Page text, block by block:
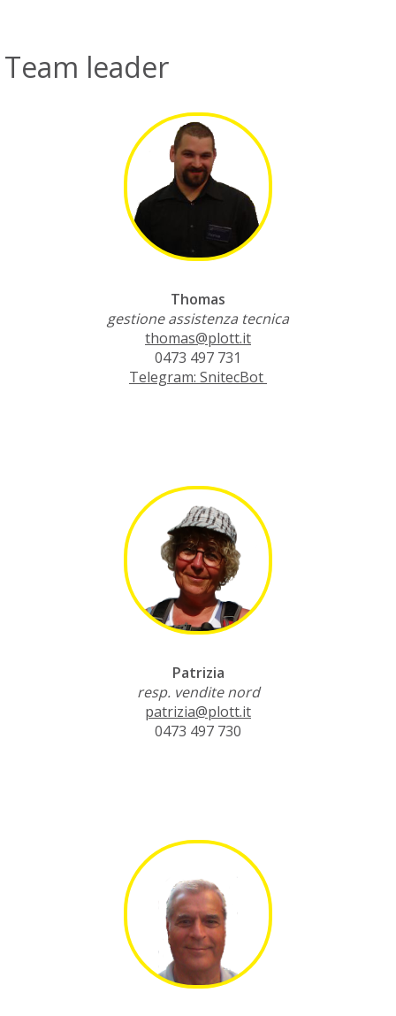
Team leader
Thomas
gestione assistenza tecnica
thomas@plott.it
0473 497 731
Telegram: SnitecBot
Patrizia
resp. vendite nord
patrizia@plott.it
0473 497 730